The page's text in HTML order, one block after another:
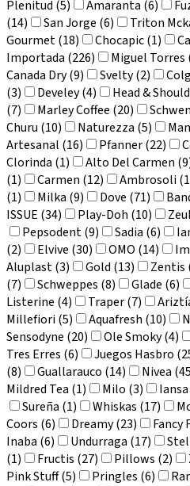
Plenitud (5)
Amaranta (6)
(14)
San Jorge (6) Triton
Gourmet (18)
Chocapic (1)
Importada (226)
Miguel Torres
Canada Dry (9)
Svelty (2)
(3)
Develey (4) Head &
(7)
Marley Coffee (20)
Churu (10)
Naturezza (5)
Artesanal (16)
Pfanner (22)
Clorinda (1)
Alto Del Carmen
(1)
Carmen (12) Ambrosoli
(1)
Milka (9) Dove (71)
ISSUE (34)
Play-Doh (10)
Pepsodent (9)
Sadia (6)
(2)
Elvive (30) OMO (14)
Aluplast (3)
Gold (13) Zentis
(7)
Schweppes (8) Glade (6)
Listerine (4)
Traper (7)
Millefiori (5)
Aquafresh (10)
Sensodyne (20)
Ole Smoky (4)
Tres Erres (6)
Juegos Hasbro
(8)
Guallarauco (14) Nivea
Mildred Tea (1)
Milo (3)
Sureña (1)
Whiskas (17)
Coors (6)
Dreamy (23) Fancy
Inaba (6)
Undurraga (17)
(1)
Fructis (27) Pillows (2)
Pink Stuff (5)
Pringles (6)